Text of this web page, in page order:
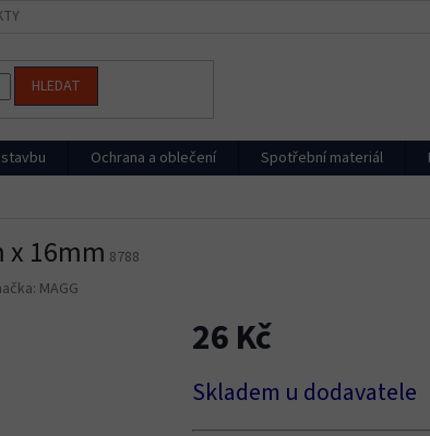
HLEDAT
stavbu Ochrana a oblečení Spotřební materiál
x 16mm 8788
MAGG
26 Kč
cena:
Skladem u dodavatele